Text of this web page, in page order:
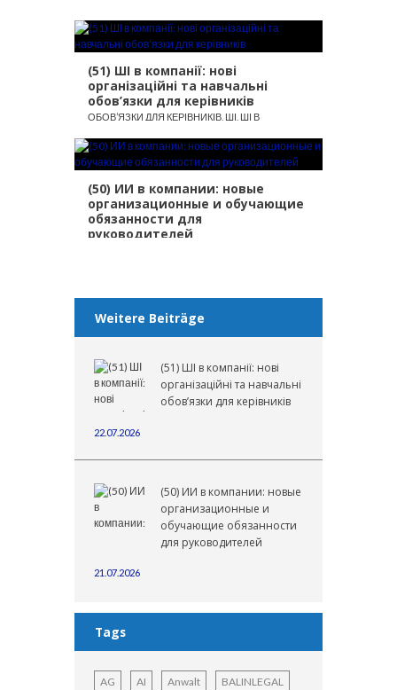
k
(51) ШІ в компанії: нові
організаційні та навчальні
обов’язки для керівників
ОБОВ’ЯЗКИ ДЛЯ КЕРІВНИКІВ ШІ ШІ В
(50) ИИ в компании: новые
организационные и обучающие
обязанности для
руководителей
Weitere Beiträge
(51) ШІ в компанії: нові
організаційні та навчальні
обов’язки для керівників
22.07.2026
(50) ИИ в компании: новые
организационные и
обучающие обязанности
для руководителей
21.07.2026
Tags
AG AI Anwalt BALINLEGAL